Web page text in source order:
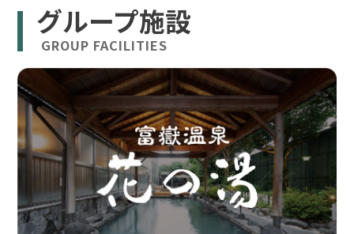
グループ施設
GROUP FACILITIES